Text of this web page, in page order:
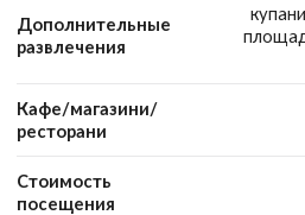
Дополнительные
развлечения
Кафе/магазини/
ресторани
Стоимость
посещения